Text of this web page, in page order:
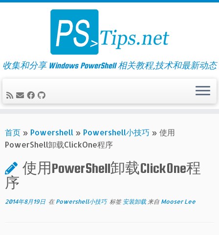
Skip
收集和分享 Windows PowerShell 相关教程,技术和最新动态
首页 » Powershell » Powershell小技巧 » 使用
PowerShell卸载ClickOne程序
使用PowerShell卸载ClickOne程
序
2014年8月19日 在 Powershell小技巧 标签安装卸载 来自 Mooser Lee